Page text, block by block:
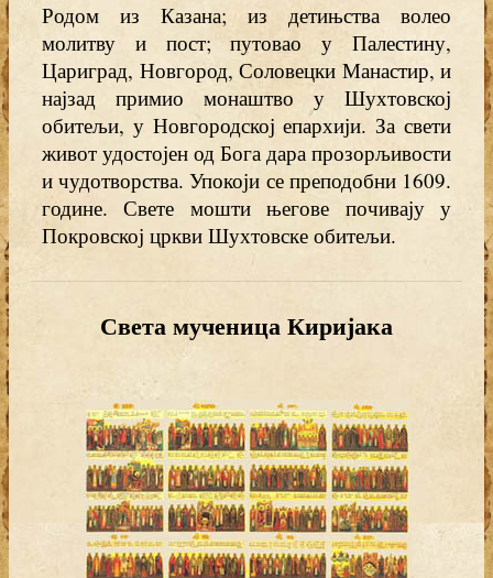
Родом из Казана; из детињства волео
молитву и пост; путовао у Палестину,
Цариград, Новгород, Соловецки Манастир, и
најзад примио монаштво у Шухтовској
обитељи, у Новгородској епархији. За свети
живот удостојен од Бога дара прозорљивости
и чудотворства. Упокоји се преподобни 1609.
године. Свете мошти његове почивају у
Покровској цркви Шухтовске обитељи.
Света мученица Киријака